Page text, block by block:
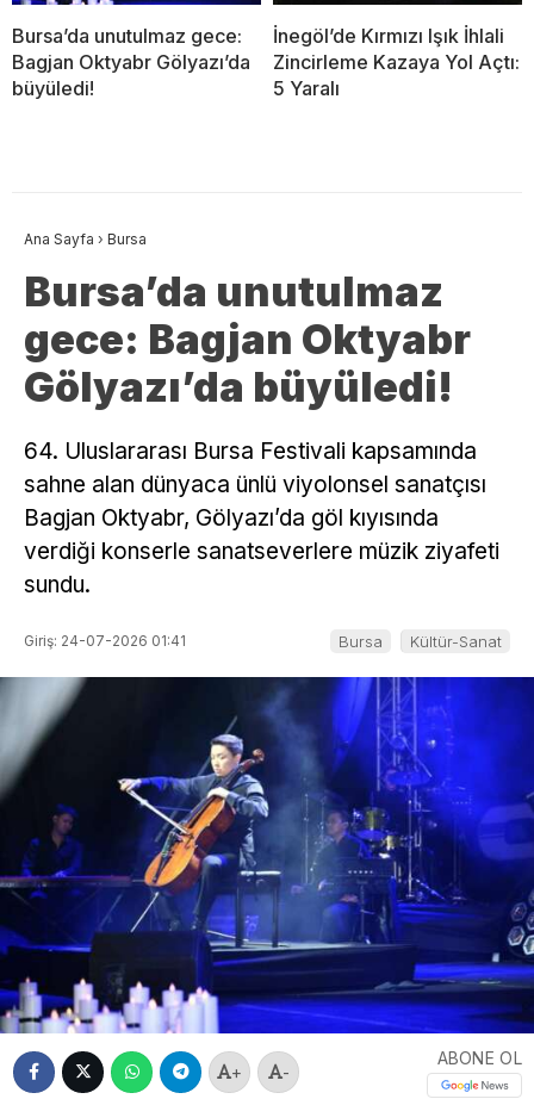
Bursa’da unutulmaz gece:
Bagjan Oktyabr Gölyazı’da
büyüledi!
İnegöl’de Kırmızı Işık İhlali
Zincirleme Kazaya Yol Açtı:
5 Yaralı
Ana Sayfa › Bursa
Bursa’da unutulmaz
gece: Bagjan Oktyabr
Gölyazı’da büyüledi!
64. Uluslararası Bursa Festivali kapsamında
sahne alan dünyaca ünlü viyolonsel sanatçısı
Bagjan Oktyabr, Gölyazı’da göl kıyısında
verdiği konserle sanatseverlere müzik ziyafeti
sundu.
Giriş: 24-07-2026 01:41 Bursa Kültür-Sanat
+ -
ABONE OL